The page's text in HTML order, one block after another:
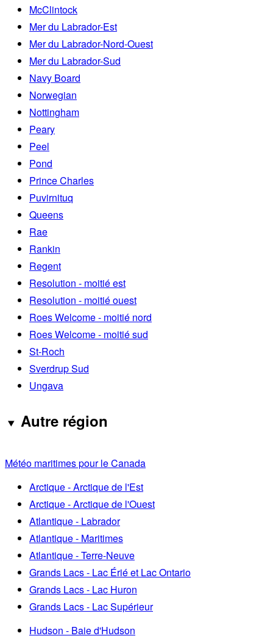
McClintock
Mer du Labrador-Est
Mer du Labrador-Nord-Ouest
Mer du Labrador-Sud
Navy Board
Norwegian
Nottingham
Peary
Peel
Pond
Prince Charles
Puvirnituq
Queens
Rae
Rankin
Regent
Resolution - moitié est
Resolution - moitié ouest
Roes Welcome - moitié nord
Roes Welcome - moitié sud
St-Roch
Sverdrup Sud
Ungava
Autre région
Météo maritimes pour le Canada
Arctique - Arctique de l'Est
Arctique - Arctique de l'Ouest
Atlantique - Labrador
Atlantique - Maritimes
Atlantique - Terre-Neuve
Grands Lacs - Lac Érié et Lac Ontario
Grands Lacs - Lac Huron
Grands Lacs - Lac Supérieur
Hudson - Baie d'Hudson